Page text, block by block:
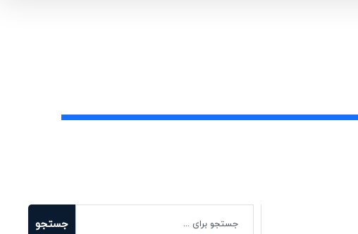
جستجو